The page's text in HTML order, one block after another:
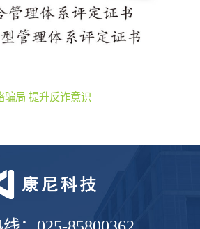
骗局 提升反诈意识